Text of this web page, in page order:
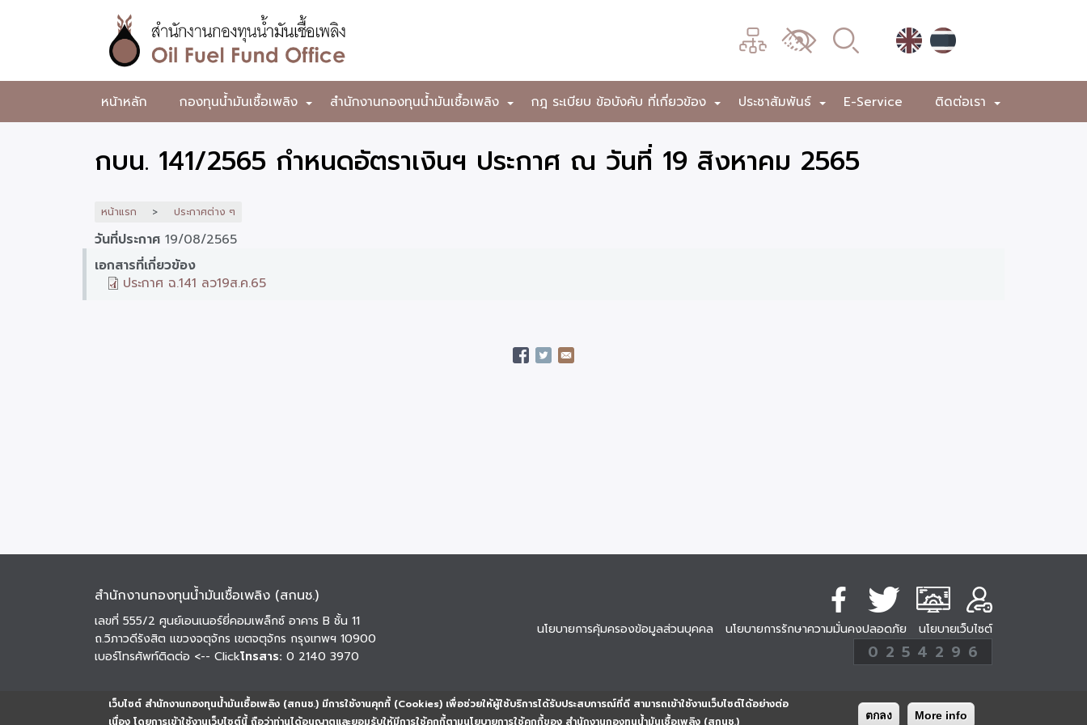
เว็บไซต์ สำนักงานกองทุนน้ำมันเชื้อเพลิง (สกนช.) มีการใช้งานคุกกี้ (Cookies) เพื่อช่วยให้ผู้ใช้บริการได้รับประสบการณ์ที่ดี สามารถเข้าใช้งานเว็บไซต์ได้อย่างต่อ
เนื่อง โดยการเข้าใช้งานเว็บไซต์นี้ ถือว่าท่านได้อนุญาตและยอมรับให้มีการใช้คุกกี้ตามนโยบายการใช้คุกกี้ของ สำนักงานกองทุนน้ำมันเชื้อเพลิง (สกนช.)
ตกลง More info
หลัก
สำนักงาน
กองทุน
น้ำมัน
เพลิง
เมนู
เปลี่ยน
ผล
หน้าหลัก +
กองทุนน้ำมันเชื้อเพลิง +
สำนักงานกองทุนน้ำมันเชื้อเพลิง +
กฎ ระเบียบ ข้อบังคับ ที่เกี่ยวข้อง +
ประชาสัมพันธ์ E-Service +
ติดต่อเรา
กบน. 141/2565 กำหนดอัตราเงินฯ ประกาศ ณ วันที่ 19 สิงหาคม 2565
หน้าแรก ประกาศต่าง ๆ
วันที่ประกาศ 19/08/2565
เอกสารที่เกี่ยวข้อง
ประกาศ ฉ.141 ลว19ส.ค.65
สำนักงานกองทุนน้ำมันเชื้อเพลิง (สกนช.)
เลขที่ 555/2 ศูนย์เอนเนอร์ยี่คอมเพล็กซ์ อาคาร B ชั้น 11
ถ.วิภาวดีรังสิต แขวงจตุจักร เขตจตุจักร กรุงเทพฯ 10900
เบอร์โทรศัพท์ติดต่อ <-- Clickโทรสาร: 0 2140 3970
นโยบายการคุ้มครองข้อมูลส่วนบุคคล นโยบายการรักษาความมั่นคงปลอดภัย นโยบายเว็บไซต์
254296
ครั้ง
0 2 5 4 2 9 6